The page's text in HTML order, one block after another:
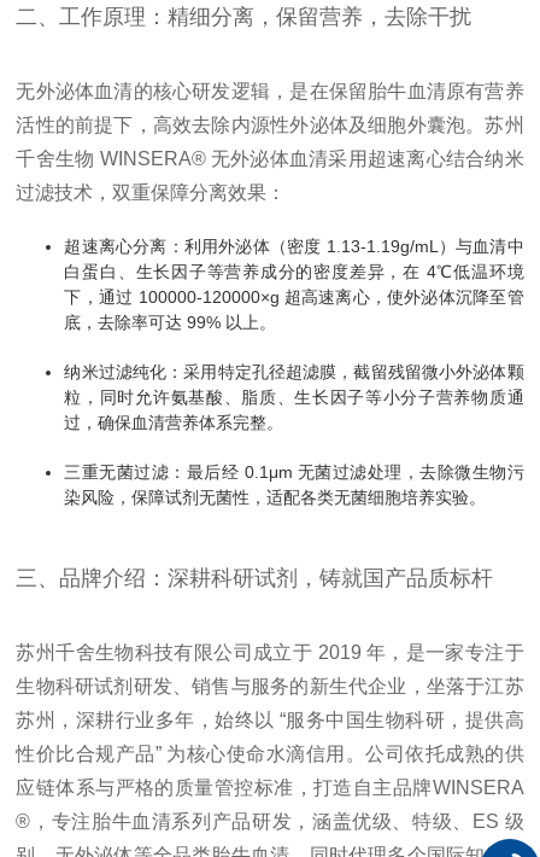
二、工作原理：精细分离，保留营养，去除干扰
无外泌体血清的核心研发逻辑，是在保留胎牛血清原有营养
活性的前提下，高效去除内源性外泌体及细胞外囊泡。苏州
千舍生物 WINSERA® 无外泌体血清采用超速离心结合纳米
过滤技术，双重保障分离效果：
超速离心分离：利用外泌体（密度 1.13-1.19g/mL）与血清中
白蛋白、生长因子等营养成分的密度差异，在 4℃低温环境
下，通过 100000-120000×g 超高速离心，使外泌体沉降至管
底，去除率可达 99% 以上。
纳米过滤纯化：采用特定孔径超滤膜，截留残留微小外泌体颗
粒，同时允许氨基酸、脂质、生长因子等小分子营养物质通
过，确保血清营养体系完整。
三重无菌过滤：最后经 0.1μm 无菌过滤处理，去除微生物污
染风险，保障试剂无菌性，适配各类无菌细胞培养实验。
三、品牌介绍：深耕科研试剂，铸就国产品质标杆
苏州千舍生物科技有限公司成立于 2019 年，是一家专注于
生物科研试剂研发、销售与服务的新生代企业，坐落于江苏
苏州，深耕行业多年，始终以 “服务中国生物科研，提供高
性价比合规产品” 为核心使命水滴信用 。公司依托成熟的供
应链体系与严格的质量管控标准，打造自主品牌WINSERA
®，专注胎牛血清系列产品研发，涵盖优级、特级、ES 级